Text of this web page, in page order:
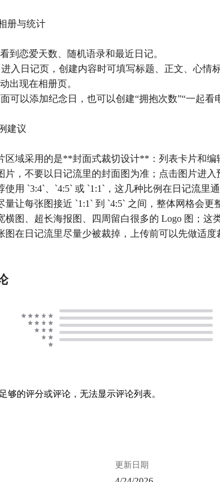
册与统计
到恋爱天数、随机语录和最近日记。
入日记页，创建内容时可填写标题、正文、心情
出现在相册页。
可以添加纪念日，也可以创建“拥抱次数”“一起看
建议
区域采用的是**封面式裁切设计**：列表卡片和
片，不要以日记流里的封面图为准；点击图片进入
使用 `3:4`、`4:5` 或 `1:1`，这几种比例在日记流里通
量让每张图接近 `1:1` 到 `4:5` 之间，整体网格会更
横图、超长海报图、四周留白很多的 Logo 图；这
图在日记流里尽量少被裁掉，上传前可以先做适度
够的评分或评论，无法显示评论列表。
更新日期